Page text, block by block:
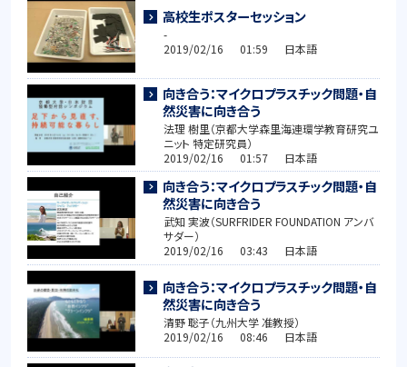
高校生ポスターセッション
-
2019/02/16 01:59 日本語
向き合う：マイクロプラスチック問題・自
然災害に向き合う
法理 樹里（京都大学森里海連環学教育研究ユ
ニット 特定研究員）
2019/02/16 01:57 日本語
向き合う：マイクロプラスチック問題・自
然災害に向き合う
武知 実波（SURFRIDER FOUNDATION アンバ
サダー）
2019/02/16 03:43 日本語
向き合う：マイクロプラスチック問題・自
然災害に向き合う
清野 聡子（九州大学 准教授）
2019/02/16 08:46 日本語